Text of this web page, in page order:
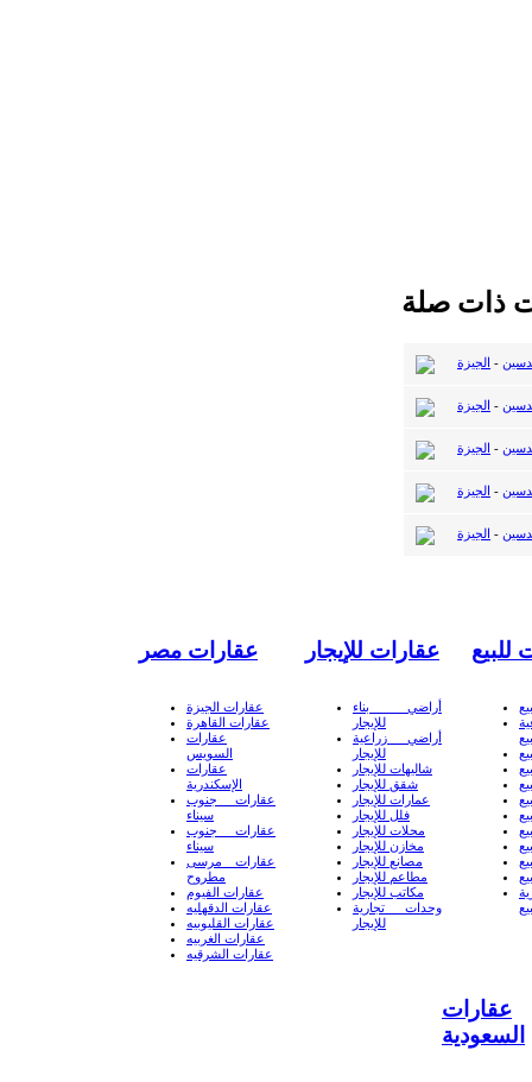
ذات صلة
- الجيزة
- الجيزة
- الجيزة
- الجيزة
- الجيزة
للبيع عقارات للإيجار
أراضي بناء
للإيجار
أراضي زراعية
للإيجار
شاليهات للإيجار
شقق للإيجار
عمارات للإيجار
فلل للإيجار
محلات للإيجار
مخازن للإيجار
مصانع للإيجار
مطاعم للإيجار
مكاتب للإيجار
وحدات تجارية
للإيجار
عقارات مصر
عقارات الجيزة
عقارات القاهرة
عقارات
السويس
عقارات
الإسكندرية
عقارات جنوب
سيناء
عقارات جنوب
سيناء
عقارات مرسى
مطروح
عقارات الفيوم
عقارات الدقهليه
عقارات القليوبيه
عقارات الغربيه
عقارات الشرقيه
عقارات
السعودية